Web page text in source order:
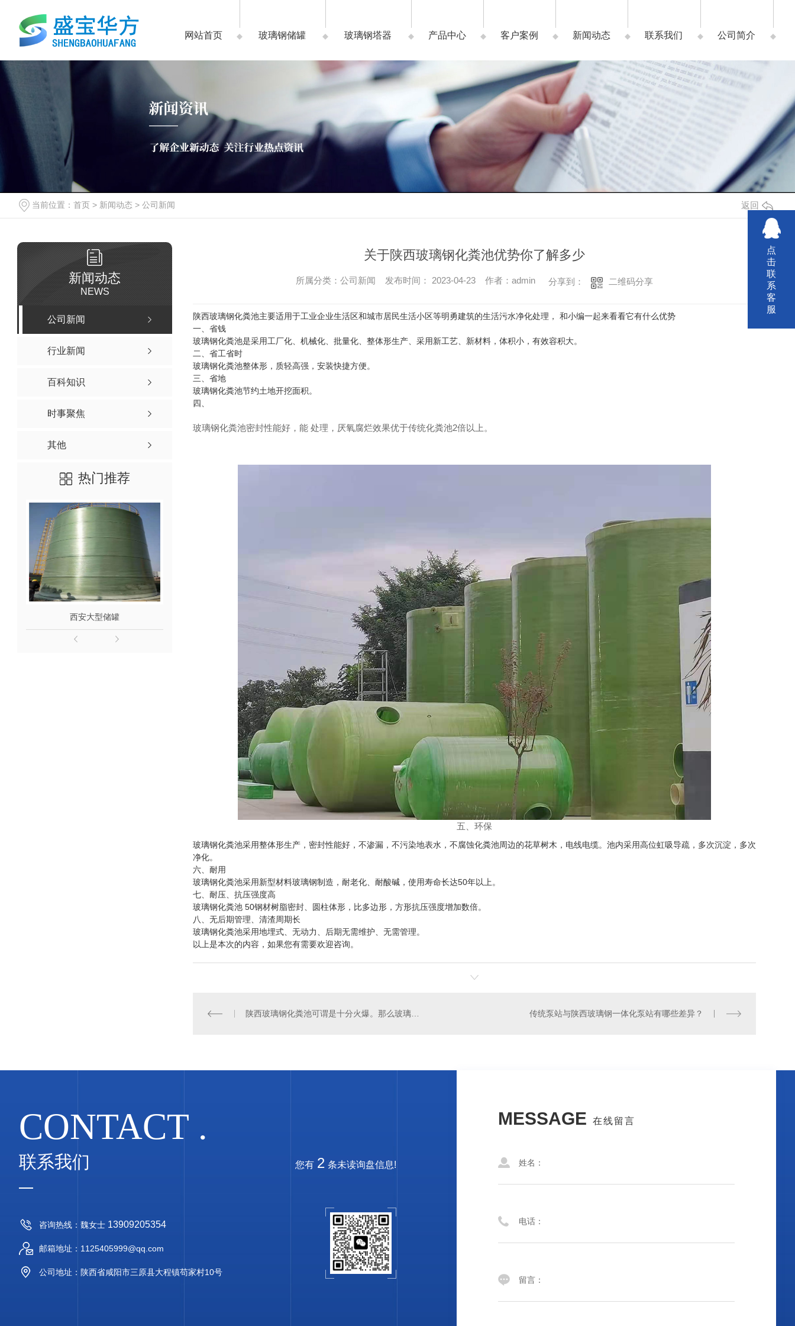
网站首页 玻璃钢储罐 玻璃钢塔器 产品中心 客户案例 新闻动态 联系我们 公司简介
当前位置： 首页 > 新闻动态 > 公司新闻 返回
新闻动态
NEWS
公司新闻
行业新闻
百科知识
时事聚焦
其他
热门推荐
西安大型储罐 玻璃钢消防水池
关于陕西玻璃钢化粪池优势你了解多少
所属分类：公司新闻 发布时间： 2023-04-23 作者：admin 分享到： 二维码分享
陕西玻璃钢化粪池主要适用于工业企业生活区和城市居民生活小区等明勇建筑的生活污水净化处理， 和小编一起来看看它有什么优势
一、省钱
玻璃钢化粪池是采用工厂化、机械化、批量化、整体形生产、采用新工艺、新材料，体积小，有效容积大。
二、省工省时
玻璃钢化粪池整体形，质轻高强，安装快捷方便。
三、省地
玻璃钢化粪池节约土地开挖面积。
四、
玻璃钢化粪池密封性能好，能 处理，厌氧腐烂效果优于传统化粪池2倍以上。
五、环保
玻璃钢化粪池采用整体形生产，密封性能好，不渗漏，不污染地表水，不腐蚀化粪池周边的花草树木，电线电缆。池内采用高位虹吸导疏，多次沉淀，多次
净化。
六、耐用
玻璃钢化粪池采用新型材料玻璃钢制造，耐老化、耐酸碱，使用寿命长达50年以上。
七、耐压、抗压强度高
玻璃钢化粪池 50钢材树脂密封、圆柱体形，比多边形，方形抗压强度增加数倍。
八、无后期管理、清渣周期长
玻璃钢化粪池采用地埋式、无动力、后期无需维护、无需管理。
以上是本次的内容，如果您有需要欢迎咨询。
陕西玻璃钢化粪池可谓是十分火爆。那么玻璃钢化粪池有什么优势呢？ 传统泵站与陕西玻璃钢一体化泵站有哪些差异？
您有 2 条未读询盘信息!
CONTACT .
联系我们
咨询热线：魏女士 13909205354
邮箱地址：1125405999@qq.com
公司地址：陕西省咸阳市三原县大程镇苟家村10号
MESSAGE 在线留言
点
击
联
系
客
服